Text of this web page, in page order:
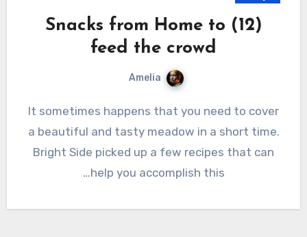
(12) Snacks from Home to
feed the crowd
Amelia
It sometimes happens that you need to cover
a beautiful and tasty meadow in a short time.
Bright Side picked up a few recipes that can
help you accomplish this…